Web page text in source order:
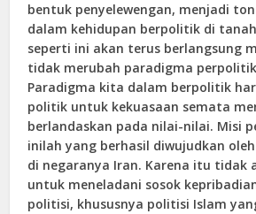
bentuk penyelewengan, menjadi
dalam kehidupan berpolitik di
seperti ini akan terus berlangsung
tidak merubah paradigma
Paradigma kita dalam berpolitik
politik untuk kekuasaan semata
berlandaskan pada nilai-nilai. Misi
inilah yang berhasil diwujudkan
di negaranya Iran. Karena itu tidak
untuk meneladani sosok
politisi, khususnya politisi Islam